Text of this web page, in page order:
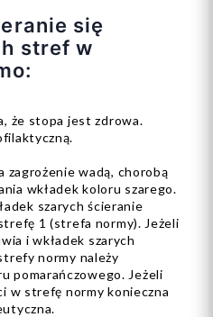
się
stref w
że stopa jest zdrowa.
zagrożenie wadą, chorobą
wkładek koloru szarego.
szarych ścieranie
1 (strefa normy). Jeżeli
i wkładek szarych
normy należy
pomarańczowego. Jeżeli
w strefę normy konieczna